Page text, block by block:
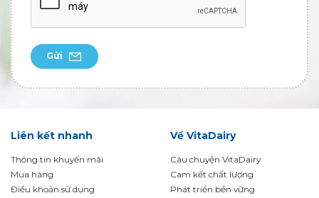
Gửi
Liên kết nhanh
Thông tin khuyến mãi
Mua hàng
Điều khoản sử dụng
Về VitaDairy
Câu chuyện VitaDairy
Cam kết chất lượng
Phát triển bền vững